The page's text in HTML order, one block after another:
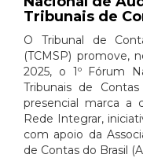
Tribunais de
O Tribunal de
(TCMSP) promove,
2025, o 1º Fórum
Tribunais de
presencial marca a
Rede Integrar,
com apoio da
de Contas do Brasil